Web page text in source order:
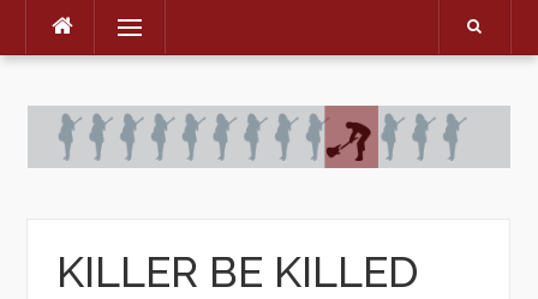
Skip
Menu
KILLER BE KILLED